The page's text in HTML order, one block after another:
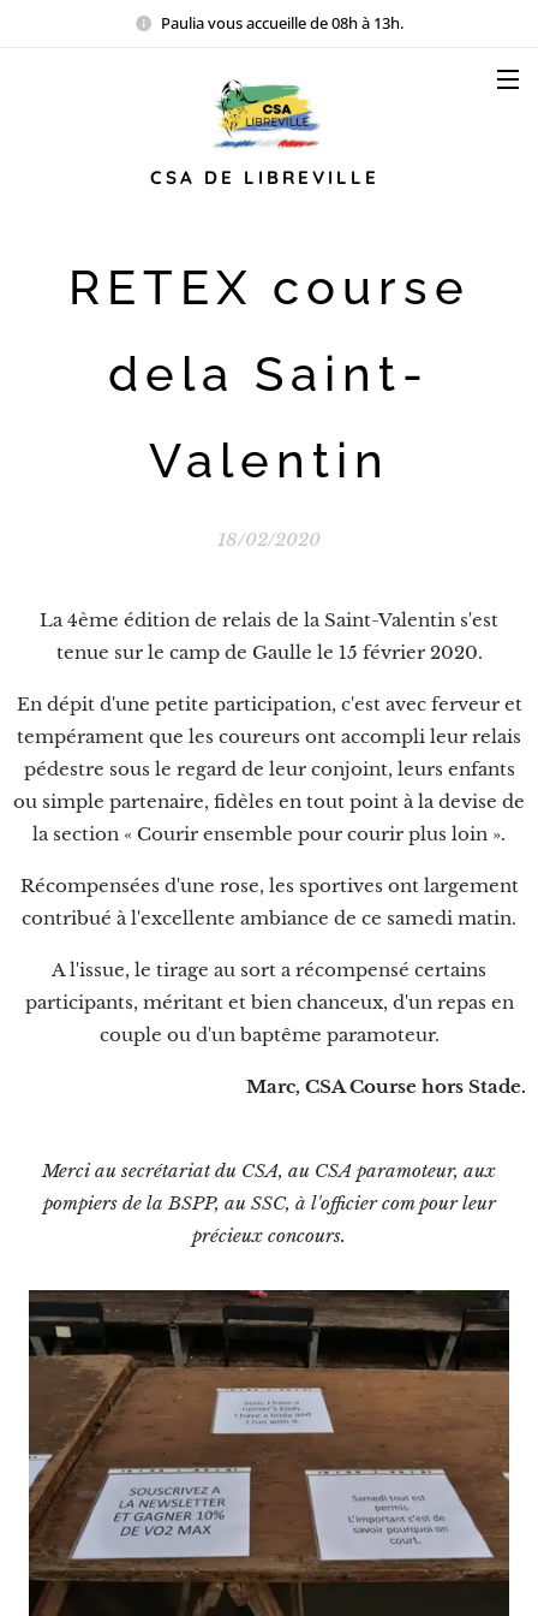
Paulia vous accueille de 08h à 13h.
CSA DE LIBREVILLE
RETEX course
dela Saint-
Valentin
18/02/2020
La 4ème édition de relais de la Saint-Valentin s'est
tenue sur le camp de Gaulle le 15 février 2020.
En dépit d'une petite participation, c'est avec ferveur et
tempérament que les coureurs ont accompli leur relais
pédestre sous le regard de leur conjoint, leurs enfants
ou simple partenaire, fidèles en tout point à la devise de
la section « Courir ensemble pour courir plus loin ».
Récompensées d'une rose, les sportives ont largement
contribué à l'excellente ambiance de ce samedi matin.
A l'issue, le tirage au sort a récompensé certains
participants, méritant et bien chanceux, d'un repas en
couple ou d'un baptême paramoteur.
Marc, CSA Course hors Stade.
Merci au secrétariat du CSA, au CSA paramoteur, aux
pompiers de la BSPP, au SSC, à l'officier com pour leur
précieux concours.